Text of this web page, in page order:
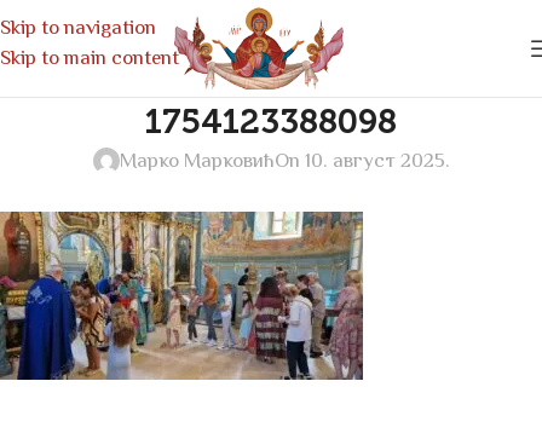
Skip to navigation
Skip to main content
1754123388098
Марко МарковићOn 10. август 2025.